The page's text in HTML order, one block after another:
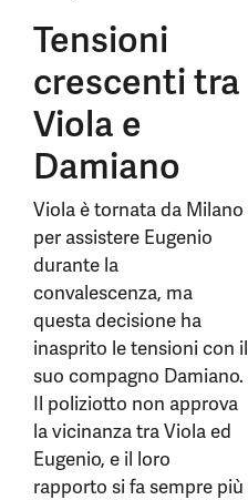
Tensioni
crescenti tra
Viola e
Damiano
Viola è tornata da Milano
per assistere Eugenio
durante la
convalescenza, ma
questa decisione ha
inasprito le tensioni con il
suo compagno Damiano.
Il poliziotto non approva
la vicinanza tra Viola ed
Eugenio, e il loro
rapporto si fa sempre più